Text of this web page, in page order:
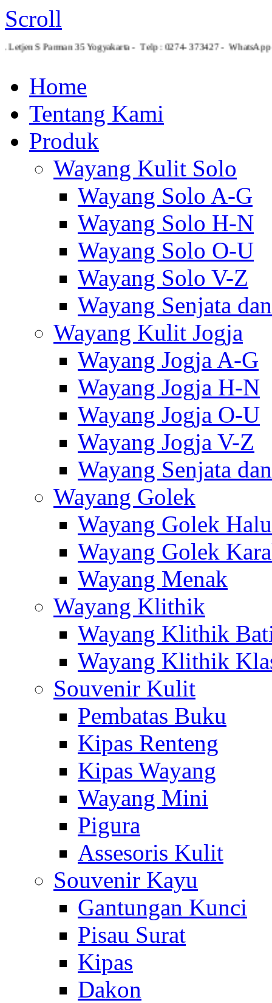
Scroll
Jl. Letjen S Parman 35 Yogyakarta - Telp : 0274- 373427 -
Home
Tentang Kami
Produk
Wayang Kulit Solo
Wayang Solo A-G
Wayang Solo H-N
Wayang Solo O-U
Wayang Solo V-Z
Wayang Senjata
Wayang Kulit Jogja
Wayang Jogja A-G
Wayang Jogja H-N
Wayang Jogja O-U
Wayang Jogja V-Z
Wayang Senjata
Wayang Golek
Wayang Golek
Wayang Golek
Wayang Menak
Wayang Klithik
Wayang Klithik
Wayang Klithik
Souvenir Kulit
Pembatas Buku
Kipas Renteng
Kipas Wayang
Wayang Mini
Pigura
Assesoris Kulit
Souvenir Kayu
Gantungan Kunci
Pisau Surat
Kipas
Dakon